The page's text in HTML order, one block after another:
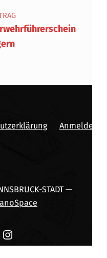
Anmelden
STADT—